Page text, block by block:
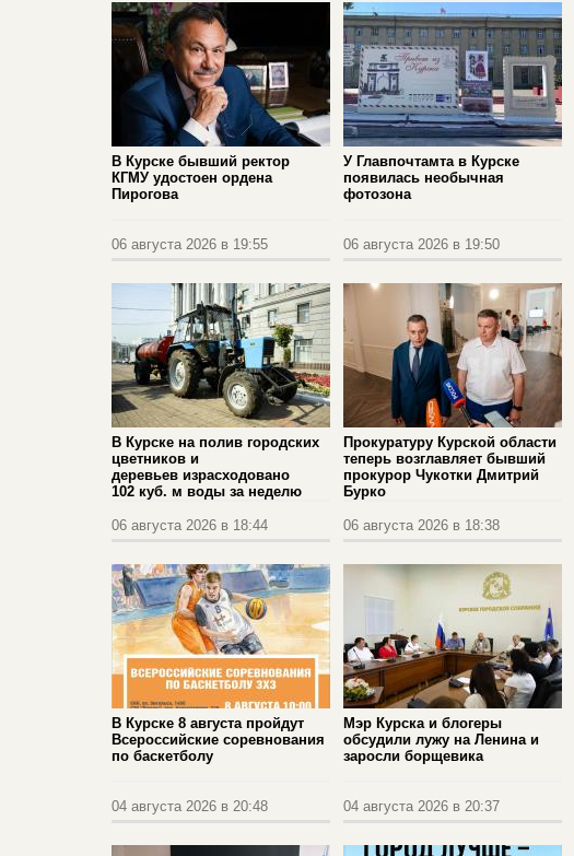
В Курске бывший ректор
КГМУ удостоен ордена
Пирогова
06 августа 2026 в 19:55
У Главпочтамта в Курске
появилась необычная
фотозона
06 августа 2026 в 19:50
В Курске на полив городских
цветников и
деревьев израсходовано
102 куб. м воды за неделю
06 августа 2026 в 18:44
Прокуратуру Курской области
теперь возглавляет бывший
прокурор Чукотки Дмитрий
Бурко
06 августа 2026 в 18:38
В Курске 8 августа пройдут
Всероссийские соревнования
по баскетболу
04 августа 2026 в 20:48
Мэр Курска и блогеры
обсудили лужу на Ленина и
заросли борщевика
04 августа 2026 в 20:37